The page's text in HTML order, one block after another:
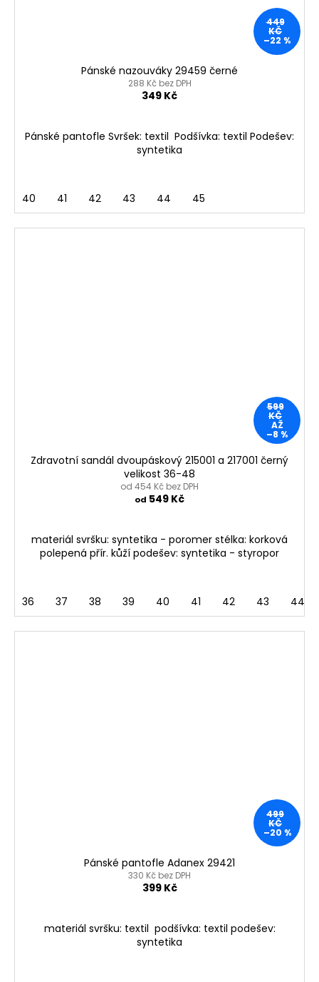
449
KČ
–22 %
Pánské nazouváky 29459 černé
288 Kč bez DPH
349 Kč
Pánské pantofle Svršek: textil Podšívka: textil Podešev:
syntetika
40 41 42 43 44 45
599
KČ
AŽ
–8 %
Zdravotní sandál dvoupáskový 215001 a 217001 černý
velikost 36-48
od 454 Kč bez DPH
od 549 Kč
materiál svršku: syntetika - poromer stélka: korková
polepená přír. kůží podešev: syntetika - styropor
36 37 38 39 40 41 42 43 44
499
KČ
–20 %
Pánské pantofle Adanex 29421
330 Kč bez DPH
399 Kč
materiál svršku: textil podšívka: textil podešev:
syntetika